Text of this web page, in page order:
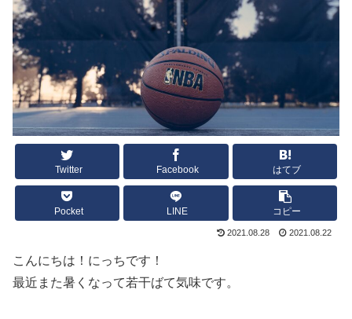
Twitter Facebook はてブ
Pocket LINE コピー
2021.08.28 2021.08.22
こんにちは！にっちです！
最近また暑くなって若干ばて気味です。